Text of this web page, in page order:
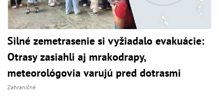
Silné zemetrasenie si vyžiadalo evakuácie:
Otrasy zasiahli aj mrakodrapy,
meteorológovia varujú pred dotrasmi
Zahraničné